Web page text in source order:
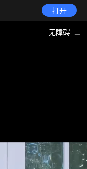
打开
无障碍